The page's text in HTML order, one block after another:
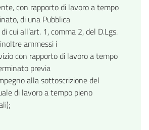
con rapporto di lavoro a tempo
di una Pubblica
cui all’art. 1, comma 2, del D.Lgs.
ammessi i
con rapporto di lavoro a tempo
previa
alla sottoscrizione del
di lavoro a tempo pieno